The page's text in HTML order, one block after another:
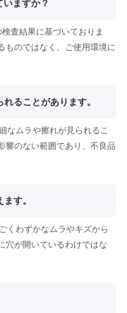
ますか？
査結果に基づいておりま
ものではなく、ご使用環境に
ることがあります。
なムラや擦れが見られるこ
響のない範囲であり、不良品
す。
くわずかなムラやキズから
穴が開いているわけではな